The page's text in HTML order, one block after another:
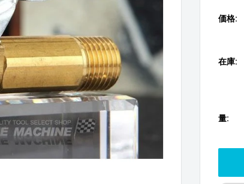
価格:
在庫:
量: